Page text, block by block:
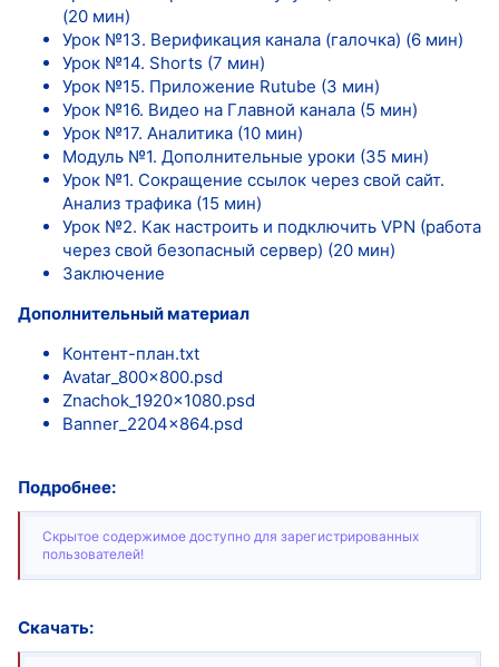
(20 мин)
Урок №13. Верификация канала (галочка) (6 мин)
Урок №14. Shorts (7 мин)
Урок №15. Приложение Rutube (3 мин)
Урок №16. Видео на Главной канала (5 мин)
Урок №17. Аналитика (10 мин)
Модуль №1. Дополнительные уроки (35 мин)
Урок №1. Сокращение ссылок через свой сайт.
Анализ трафика (15 мин)
Урок №2. Как настроить и подключить VPN (работа
через свой безопасный сервер) (20 мин)
Заключение
Дополнительный материал
Контент-план.txt
Avatar_800x800.psd
Znachok_1920x1080.psd
Banner_2204x864.psd
Подробнее:
Скрытое содержимое доступно для зарегистрированных
пользователей!
Скачать: